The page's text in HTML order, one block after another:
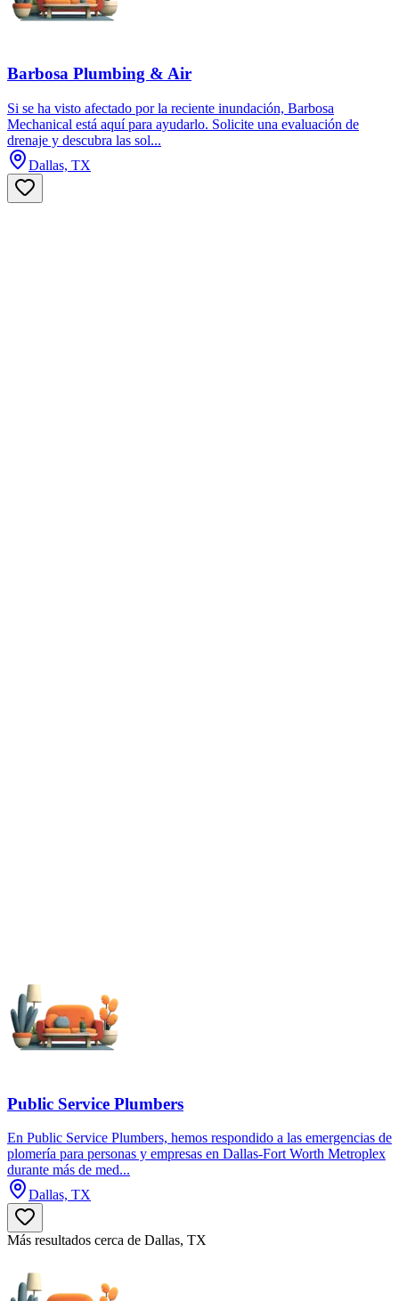
Barbosa Plumbing & Air
Si se ha visto afectado por la reciente inundación, Barbosa
Mechanical está aquí para ayudarlo. Solicite una evaluación de
drenaje y descubra las sol...
Dallas, TX
Public Service Plumbers
En Public Service Plumbers, hemos respondido a las emergencias de
plomería para personas y empresas en Dallas-Fort Worth Metroplex
durante más de med...
Dallas, TX
Más resultados cerca de Dallas, TX